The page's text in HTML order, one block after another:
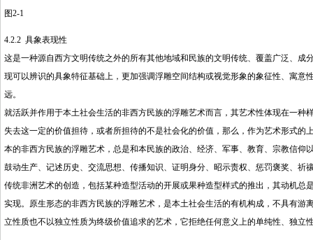
图2-1
4.2.2 具象表现性
这是一种源自西方文明传统之外的所有其他地域和民族的文明传统、覆盖广泛、
现可以辨识的具象特征基础上，更加强调浮雕空间结构或视觉形象的象征性、寓
远。
就活跃并作用于本土社会生活的非西方民族的浮雕艺术而言，其艺术性体现在一
失去这一定的价值担待，或者所担待的不是社会化的价值，那么，作为艺术形式
本的非西方民族的浮雕艺术，总是和本民族的政治、经济、军事、教育、宗教信
鼓动生产、记述历史、交流思想、传播知识、证明身分、昭示责权、惩罚褒奖、
传统非洲艺术的创造，包括某种造型活动的开展或果种造型样式的推出，其动机
实现。原生形态的非西方民族的浮雕艺术，是本土社会生活的有机构成，不具有
立性质也不以独立性质为终级价值追求的艺术，它拒绝任何意义上的单纯性、独立